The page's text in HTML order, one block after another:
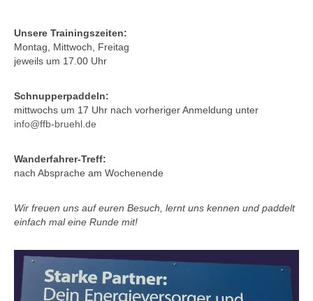
Unsere Trainingszeiten:
Montag, Mittwoch, Freitag
jeweils um 17.00 Uhr
Schnupperpaddeln:
mittwochs um 17 Uhr nach vorheriger Anmeldung unter
info@ffb-bruehl.de
Wanderfahrer-Treff:
nach Absprache am Wochenende
Wir freuen uns auf euren Besuch, lernt uns kennen und paddelt
einfach mal eine Runde mit!